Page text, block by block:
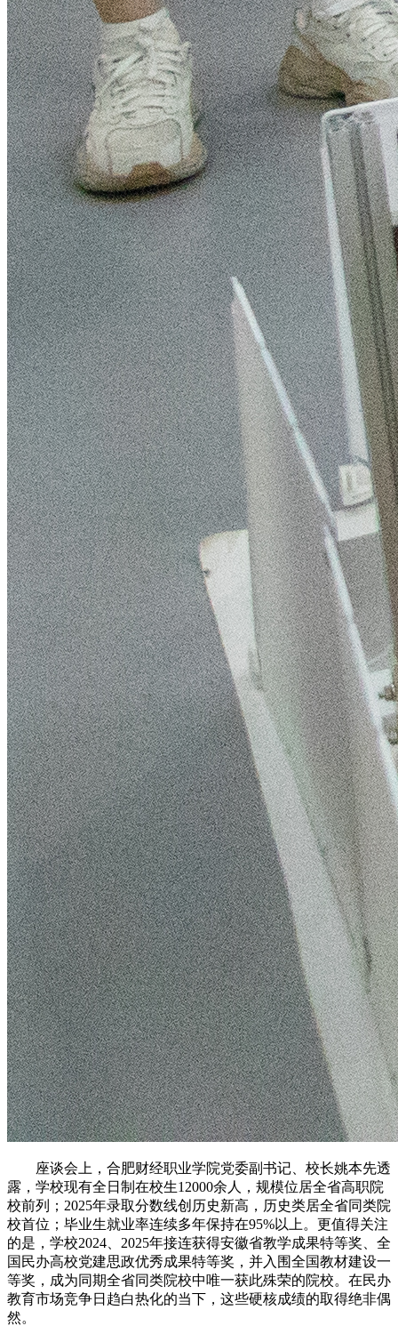
座谈会上，合肥财经职业学院党委副书记、校长姚本先透
露，学校现有全日制在校生12000余人，规模位居全省高职院
校前列；2025年录取分数线创历史新高，历史类居全省同类院
校首位；毕业生就业率连续多年保持在95%以上。更值得关注
的是，学校2024、2025年接连获得安徽省教学成果特等奖、全
国民办高校党建思政优秀成果特等奖，并入围全国教材建设一
等奖，成为同期全省同类院校中唯一获此殊荣的院校。在民办
教育市场竞争日趋白热化的当下，这些硬核成绩的取得绝非偶
然。